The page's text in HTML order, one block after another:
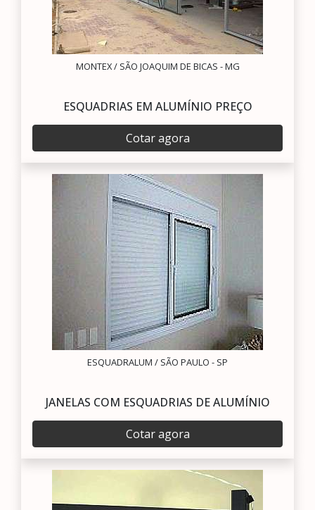
MONTEX / SÃO JOAQUIM DE BICAS - MG
ESQUADRIAS EM ALUMÍNIO PREÇO
Cotar agora
ESQUADRALUM / SÃO PAULO - SP
JANELAS COM ESQUADRIAS DE ALUMÍNIO
Cotar agora